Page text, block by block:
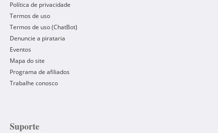
Política de privacidade
Termos de uso
Termos de uso (ChatBot)
Denuncie a pirataria
Eventos
Mapa do site
Programa de afiliados
Trabalhe conosco
Suporte